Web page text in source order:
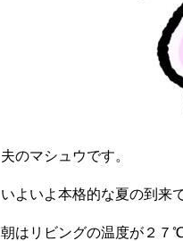
夫のマシュウです。
いよいよ本格的な夏の到来
朝はリビングの温度が２７